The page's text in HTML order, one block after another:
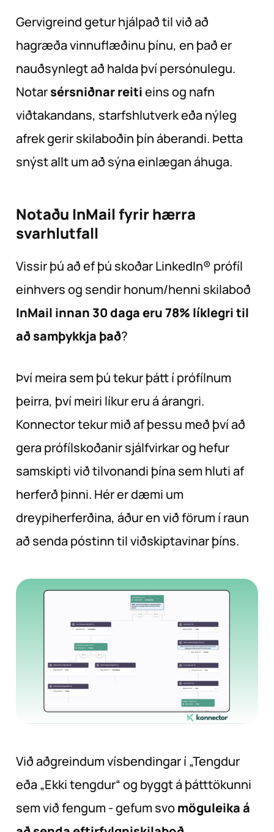
Gervigreind getur hjálpað til við að
hagræða vinnuflæðinu þínu, en það er
nauðsynlegt að halda því persónulegu.
Notarsérsniðnar reitieins og nafn
viðtakandans, starfshlutverk eða nýleg
afrek gerir skilaboðin þín áberandi. Þetta
snýst allt um að sýna einlægan áhuga.
Notaðu InMail fyrir hærra
svarhlutfall
Vissir þú að ef þú skoðar LinkedIn® prófíl
einhvers og sendir honum/henni skilaboð
InMail innan 30 daga eru 78% líklegri til
að samþykkja það?
Því meira sem þú tekur þátt í prófílnum
þeirra, því meiri líkur eru á árangri.
Konnector tekur mið af þessu með því að
gera prófílskoðanir sjálfvirkar og hefur
samskipti við tilvonandi þína sem hluti af
herferð þinni. Hér er dæmi um
dreypiherferðina, áður en við förum í raun
að senda póstinn til viðskiptavinar þíns.
Við aðgreindum vísbendingar í „Tengdur
eða „Ekki tengdur“ og byggt á þátttökunni
sem við fengum - gefum svomöguleika á